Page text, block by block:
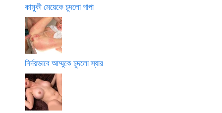
কামুকী মেয়েকে চুদলো পাপা
নির্দয়ভাবে আম্মুকে চুদলো স্যার